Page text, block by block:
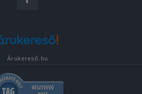
Árukereső.hu